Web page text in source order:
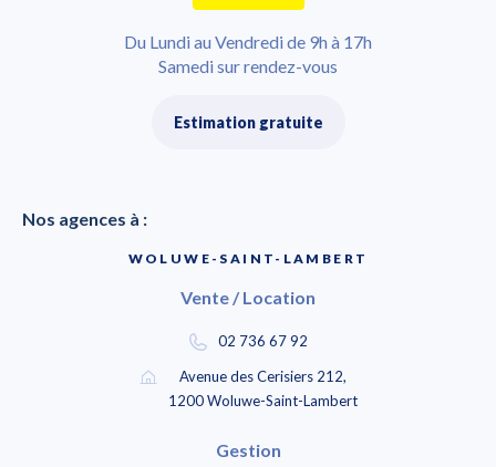
Du Lundi au Vendredi de 9h à 17h
Samedi sur rendez-vous
Estimation gratuite
Nos agences à :
WOLUWE-SAINT-LAMBERT
Vente / Location
02 736 67 92
Avenue des Cerisiers 212,
1200 Woluwe-Saint-Lambert
Gestion